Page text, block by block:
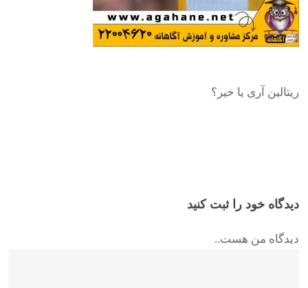
ریتالین آری یا خیر؟
دیدگاه خود را ثبت کنید
دیدگاه من هست..